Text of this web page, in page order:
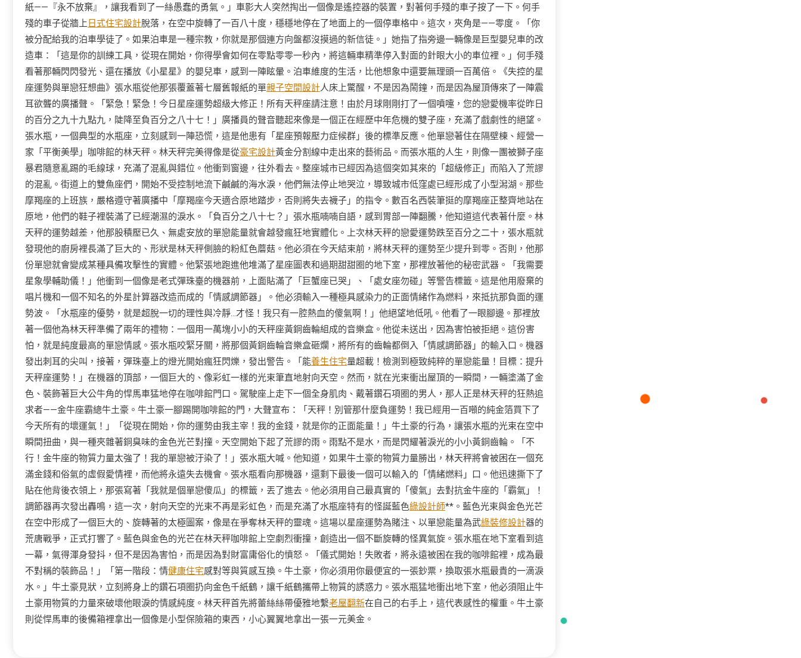
紙——『永不放棄』，讓我看到了一絲愚蠢的勇氣。」車影大人突然掏出一個像是遙控器的裝置，對著何手殘的車子按了一下。何手
殘的車子從牆上 日式住宅設計脫落，在空中旋轉了一百八十度，穩穩地停在了地面上的一個停車格中。這次，夾角是——零度。「你
被分配給我的泊車學徒了。如果泊車是一種宗教，你就是那個連方向盤都沒摸過的新信徒。」她指了指旁邊一輛像是巨型嬰兒車的改
造車：「這是你的訓練工具，從現在開始，你得學會如何在零點零零一秒內，將這輛車精準停入對面的針眼大小的車位裡。」何手殘
看著那輛閃閃發光、還在播放《小星星》的嬰兒車，感到一陣眩暈。泊車維度的生活，比他想象中還要無理頭一百萬倍。《失控的星
座運勢與單戀狂想曲》張水瓶從他那張覆蓋著七層舊報紙的單親子空間設計人床上驚醒，不是因為鬧鐘，而是因為屋頂傳來了一陣震
耳欲聾的廣播聲。「緊急！緊急！今日星座運勢超級大修正！所有天秤座請注意！由於月球剛剛打了一個噴嚏，您的戀愛機率從昨日
的百分之九十九點九，陡降至負百分之八十七！」廣播員的聲音聽起來像是一個正在經歷中年危機的雙子座，充滿了戲劇性的絕望。
張水瓶，一個典型的水瓶座，立刻感到一陣恐慌，這是他患有「星座預報壓力症候群」後的標準反應。他單戀著住在隔壁棟、經營一
家「平衡美學」咖啡館的林天秤。林天秤完美得像是從豪宅設計黃金分割線中走出來的藝術品。而張水瓶的人生，則像一團被獅子座
暴君隨意亂踢的毛線球，充滿了混亂與錯位。他衝到窗邊，往外看去。整座城市已經因為這個突如其來的「超級修正」而陷入了荒謬
的混亂。街道上的雙魚座們，開始不受控制地流下鹹鹹的海水淚，他們無法停止地哭泣，導致城市低窪處已經形成了小型潟湖。那些
摩羯座的上班族，嚴格遵守著廣播中「摩羯座今天適合原地踏步，否則將失去襪子」的指令。數百名西裝筆挺的摩羯座正整齊地站在
原地，他們的鞋子裡裝滿了已經潮濕的淚水。「負百分之八十七？」張水瓶喃喃自語，感到胃部一陣翻騰，他知道這代表著什麼。林
天秤的運勢越差，他那股積壓已久、無處安放的單戀能量就會越發瘋狂地實體化。上次林天秤的戀愛運勢跌至百分之二十，張水瓶就
發現他的廚房裡長滿了巨大的、形狀是林天秤側臉的粉紅色蘑菇。他必須在今天結束前，將林天秤的運勢至少提升到零。否則，他那
份單戀就會變成某種具備攻擊性的實體。他緊張地跑進他堆滿了星座圖表和過期甜甜圈的地下室，那裡放著他的秘密武器。「我需要
星象學輔助儀！」他衝到一個像是老式彈珠臺的機器前，上面貼滿了「巨蟹座已哭」、「處女座勿碰」等警告標籤。這是他用廢棄的
唱片機和一個不知名的外星計算器改造而成的「情感調節器」。他必須輸入一種極具感染力的正面情緒作為燃料，來抵抗那負面的運
勢波。「水瓶座的優勢，就是超脫一切的理性與冷靜…才怪！我只有一腔熱血的傻氣啊！」他絕望地低吼。他看了一眼腳邊。那裡放
著一個他為林天秤準備了兩年的禮物：一個用一萬塊小小的天秤座黃銅齒輪組成的音樂盒。他從未送出，因為害怕被拒絕。這份害
怕，就是純度最高的單戀情感。張水瓶咬緊牙關，將那個黃銅齒輪音樂盒砸爛，將所有的齒輪都倒入「情感調節器」的輸入口。機器
發出刺耳的尖叫，接著，彈珠臺上的燈光開始瘋狂閃爍，發出警告。「能養生住宅量超載！檢測到極致純粹的單戀能量！目標：提升
天秤座運勢！」在機器的頂部，一個巨大的、像彩虹一樣的光束筆直地射向天空。然而，就在光束衝出屋頂的一瞬間，一輛塗滿了金
色、裝飾著巨大公牛角的悍馬車猛地停在咖啡館門口。駕駛座上走下一個全身肌肉、戴著鑽石項圈的男人，那人正是林天秤的狂熱追
求者——金牛座霸總牛土豪。牛土豪一腳踢開咖啡館的門，大聲宣布：「天秤！別管那什麼負運勢！我已經用一百噸的純金箔買下了
今天所有的壞運氣！」「從現在開始，你的運勢由我主宰！我的金錢，就是你的正面能量！」牛土豪的行為，讓張水瓶的光束在空中
瞬間扭曲，與一種夾雜著銅臭味的金色光芒對撞。天空開始下起了荒謬的雨。雨點不是水，而是閃耀著淚光的小小黃銅齒輪。「不
行！金牛座的物質力量太強了！我的單戀被汙染了！」張水瓶大喊。他知道，如果牛土豪的物質力量勝出，林天秤將會被困在一個充
滿金錢和俗氣的虛假愛情裡，而他將永遠失去機會。張水瓶看向那機器，還剩下最後一個可以輸入的「情緒燃料」口。他迅速撕下了
貼在他背後衣領上，那張寫著「我就是個單戀傻瓜」的標籤，丟了進去。他必須用自己最真實的「傻氣」去對抗金牛座的「霸氣」！
調節器再次發出轟鳴，這一次，射向天空的光束不再是彩虹色，而是充滿了水瓶座特有的怪誕藍色綠設計師**。藍色光束與金色光芒
在空中形成了一個巨大的、旋轉著的太極圖案，像是在爭奪林天秤的靈魂。這場以星座運勢為賭注、以單戀能量為武綠裝修設計器的
荒唐戰爭，正式打響了。藍色與金色的光芒在林天秤咖啡館上空劇烈衝撞，創造出一個不斷旋轉的怪異氣旋。張水瓶在地下室看到這
一幕，氣得渾身發抖，但不是因為害怕，而是因為對財富庸俗化的憤怒。「儀式開始！失敗者，將永遠被困在我的咖啡館裡，成為最
不對稱的裝飾品！」「第一階段：情健康住宅感對等與質感互換。牛土豪，你必須用你最便宜的一張鈔票，換取張水瓶最貴的一滴淚
水。」牛土豪見狀，立刻將身上的鑽石項圈扔向金色千紙鶴，讓千紙鶴攜帶上物質的誘惑力。張水瓶猛地衝出地下室，他必須阻止牛
土豪用物質的力量來破壞他眼淚的情感純度。林天秤首先將蕾絲絲帶優雅地繫老屋翻新在自己的右手上，這代表感性的權重。牛土豪
則從悍馬車的後備箱裡拿出一個像是小型保險箱的東西，小心翼翼地拿出一張一元美金。